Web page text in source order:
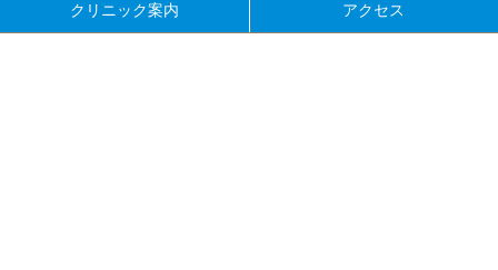
クリニック案内 アクセス